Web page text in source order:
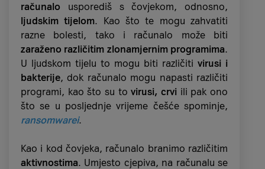
računalo usporediš s čovjekom, odnosno,
ljudskim tijelom. Kao što te mogu zahvatiti
razne bolesti, tako i računalo može biti
zaraženo različitim zlonamjernim programima.
U ljudskom tijelu to mogu biti različiti virusi i
bakterije, dok računalo mogu napasti različiti
programi, kao što su tovirusi, crvi ili pak ono
što se u posljednje vrijeme češće spominje,
ransomwarei.
Kao i kod čovjeka, računalo branimo različitim
aktivnostima. Umjesto cjepiva, na računalu se